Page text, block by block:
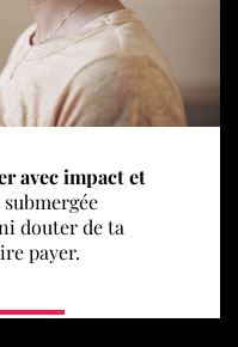
avec impact et
douter de ta
payer.